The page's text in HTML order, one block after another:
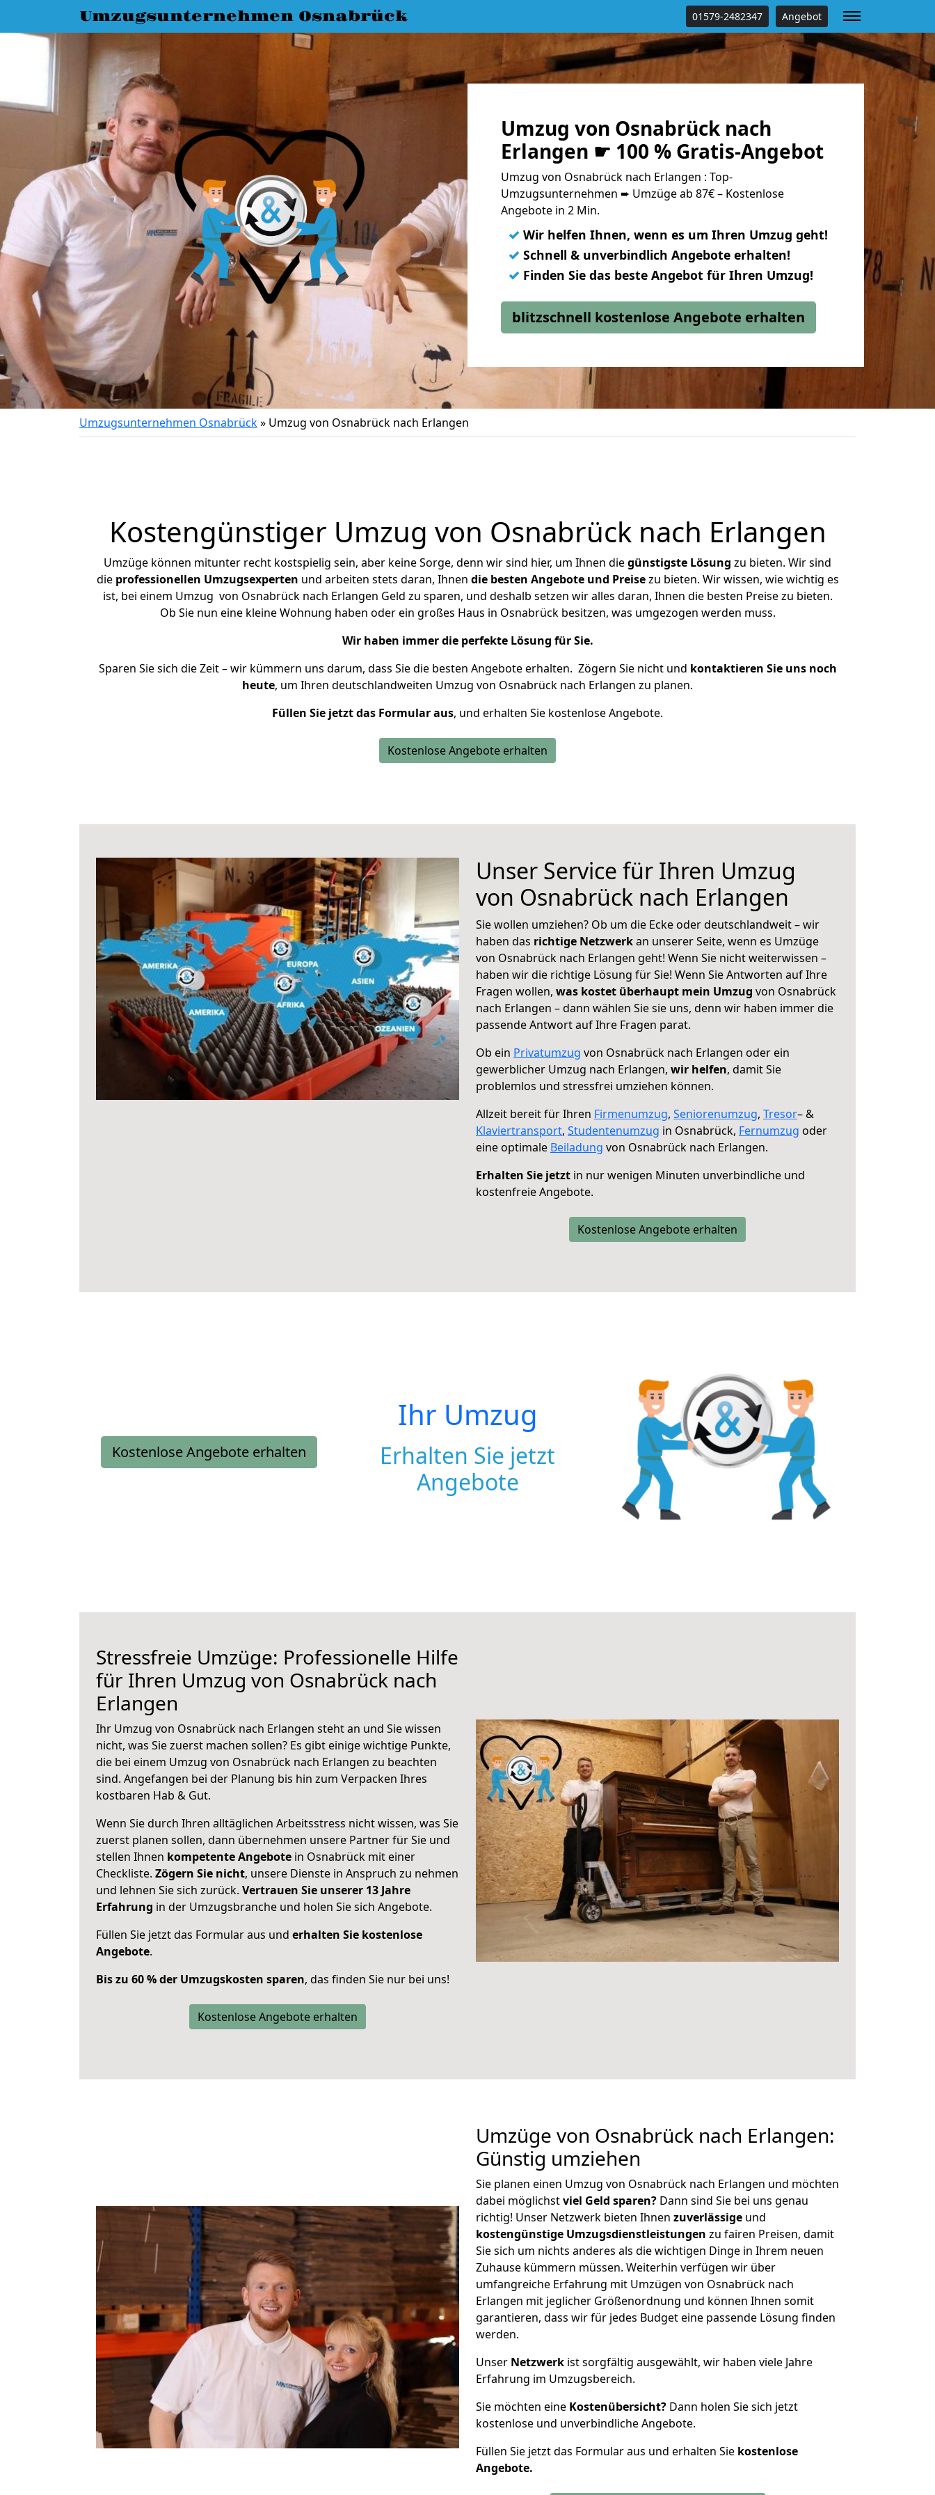
Umzugsunternehmen Osnabrück 01579-2482347 Angebot
Umzug von Osnabrück nach
Erlangen ☛ 100 % Gratis-Angebot
Umzug von Osnabrück nach Erlangen : Top-
Umzugsunternehmen ➨ Umzüge ab 87€ – Kostenlose
Angebote in 2 Min.
✓ Wir helfen Ihnen, wenn es um Ihren Umzug geht!
✓ Schnell & unverbindlich Angebote erhalten!
✓ Finden Sie das beste Angebot für Ihren Umzug!
blitzschnell kostenlose Angebote erhalten
Umzugsunternehmen Osnabrück» Umzug von Osnabrück nach Erlangen
Kostengünstiger Umzug von Osnabrück nach Erlangen
Umzüge können mitunter recht kostspielig sein, aber keine Sorge, denn wir sind hier, um Ihnen diegünstigste Lösung zu bieten. Wir sind
die professionellen Umzugsexperten und arbeiten stets daran, Ihnen die besten Angebote und Preisezu bieten. Wir wissen, wie wichtig es
ist, bei einem Umzug von Osnabrück nach Erlangen Geld zu sparen, und deshalb setzen wir alles daran, Ihnen die besten Preise zu bieten.
Ob Sie nun eine kleine Wohnung haben oder ein großes Haus in Osnabrück besitzen, was umgezogen werden muss.
Wir haben immer die perfekte Lösung für Sie.
Sparen Sie sich die Zeit – wir kümmern uns darum, dass Sie die besten Angebote erhalten. Zögern Sie nicht und kontaktieren Sie uns noch
heute, um Ihren deutschlandweiten Umzug von Osnabrück nach Erlangen zu planen.
Füllen Sie jetzt das Formular aus, und erhalten Sie kostenlose Angebote.
Kostenlose Angebote erhalten
Unser Service für Ihren Umzug
von Osnabrück nach Erlangen
Sie wollen umziehen? Ob um die Ecke oder deutschlandweit – wir
haben das richtige Netzwerkan unserer Seite, wenn es Umzüge
von Osnabrück nach Erlangen geht! Wenn Sie nicht weiterwissen –
haben wir die richtige Lösung für Sie! Wenn Sie Antworten auf Ihre
Fragen wollen, was kostet überhaupt mein Umzug von Osnabrück
nach Erlangen – dann wählen Sie sie uns, denn wir haben immer die
passende Antwort auf Ihre Fragen parat.
Ob ein Privatumzug von Osnabrück nach Erlangen oder ein
gewerblicher Umzug nach Erlangen, wir helfen, damit Sie
problemlos und stressfrei umziehen können.
Allzeit bereit für Ihren Firmenumzug, Seniorenumzug, Tresor– &
Klaviertransport, Studentenumzug in Osnabrück, Fernumzug oder
eine optimale Beiladung von Osnabrück nach Erlangen.
Erhalten Sie jetzt in nur wenigen Minuten unverbindliche und
kostenfreie Angebote.
Kostenlose Angebote erhalten
Kostenlose Angebote erhalten
Ihr Umzug
Erhalten Sie jetzt
Angebote
Stressfreie Umzüge: Professionelle Hilfe
für Ihren Umzug von Osnabrück nach
Erlangen
Ihr Umzug von Osnabrück nach Erlangen steht an und Sie wissen
nicht, was Sie zuerst machen sollen? Es gibt einige wichtige Punkte,
die bei einem Umzug von Osnabrück nach Erlangen zu beachten
sind. Angefangen bei der Planung bis hin zum Verpacken Ihres
kostbaren Hab & Gut.
Wenn Sie durch Ihren alltäglichen Arbeitsstress nicht wissen, was Sie
zuerst planen sollen, dann übernehmen unsere Partner für Sie und
stellen Ihnen kompetente Angebote in Osnabrück mit einer
Checkliste. Zögern Sie nicht, unsere Dienste in Anspruch zu nehmen
und lehnen Sie sich zurück. Vertrauen Sie unserer 13 Jahre
Erfahrung in der Umzugsbranche und holen Sie sich Angebote.
Füllen Sie jetzt das Formular aus und erhalten Sie kostenlose
Angebote.
Bis zu 60 % der Umzugskosten sparen, das finden Sie nur bei uns!
Kostenlose Angebote erhalten
Umzüge von Osnabrück nach Erlangen:
Günstig umziehen
Sie planen einen Umzug von Osnabrück nach Erlangen und möchten
dabei möglichstviel Geld sparen? Dann sind Sie bei uns genau
richtig! Unser Netzwerk bieten Ihnen zuverlässige und
kostengünstige Umzugsdienstleistungen zu fairen Preisen, damit
Sie sich um nichts anderes als die wichtigen Dinge in Ihrem neuen
Zuhause kümmern müssen. Weiterhin verfügen wir über
umfangreiche Erfahrung mit Umzügen von Osnabrück nach
Erlangen mit jeglicher Größenordnung und können Ihnen somit
garantieren, dass wir für jedes Budget eine passende Lösung finden
werden.
Unser Netzwerk ist sorgfältig ausgewählt, wir haben viele Jahre
Erfahrung im Umzugsbereich.
Sie möchten eine Kostenübersicht? Dann holen Sie sich jetzt
kostenlose und unverbindliche Angebote.
Füllen Sie jetzt das Formular aus und erhalten Sie kostenlose
Angebote.